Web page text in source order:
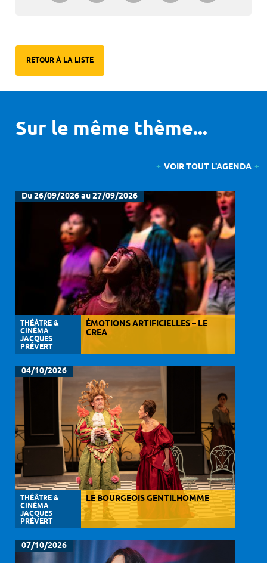
RETOUR À LA LISTE
Sur le même thème...
VOIR TOUT L'AGENDA
Du 26/09/2026 au 27/09/2026
THÉÂTRE &
CINÉMA
JACQUES
PRÉVERT
ÉMOTIONS ARTIFICIELLES – LE
CREA
04/10/2026
THÉÂTRE &
CINÉMA
JACQUES
PRÉVERT
LE BOURGEOIS GENTILHOMME
07/10/2026